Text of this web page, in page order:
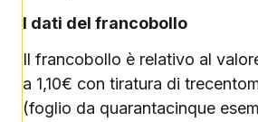
I dati del francobollo
Il francobollo è relativo al
a 1,10€ con tiratura di
(foglio da quarantacinque